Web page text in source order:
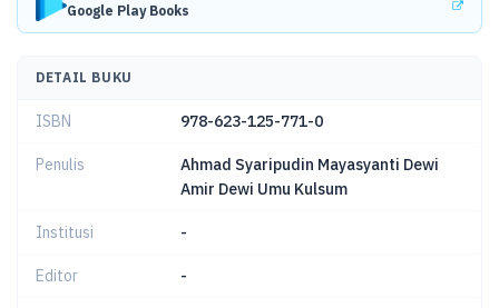
Google Play Books
DETAIL BUKU
ISBN 978-623-125-771-0
Penulis
Ahmad Syaripudin Mayasyanti Dewi
Amir Dewi Umu Kulsum
Institusi -
Editor -